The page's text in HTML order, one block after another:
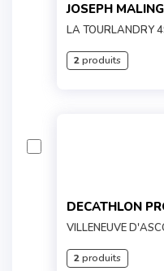
JOSEPH
LA TOURLANDRY
2produits
DECATHLON
VILLENEUVE
2produits